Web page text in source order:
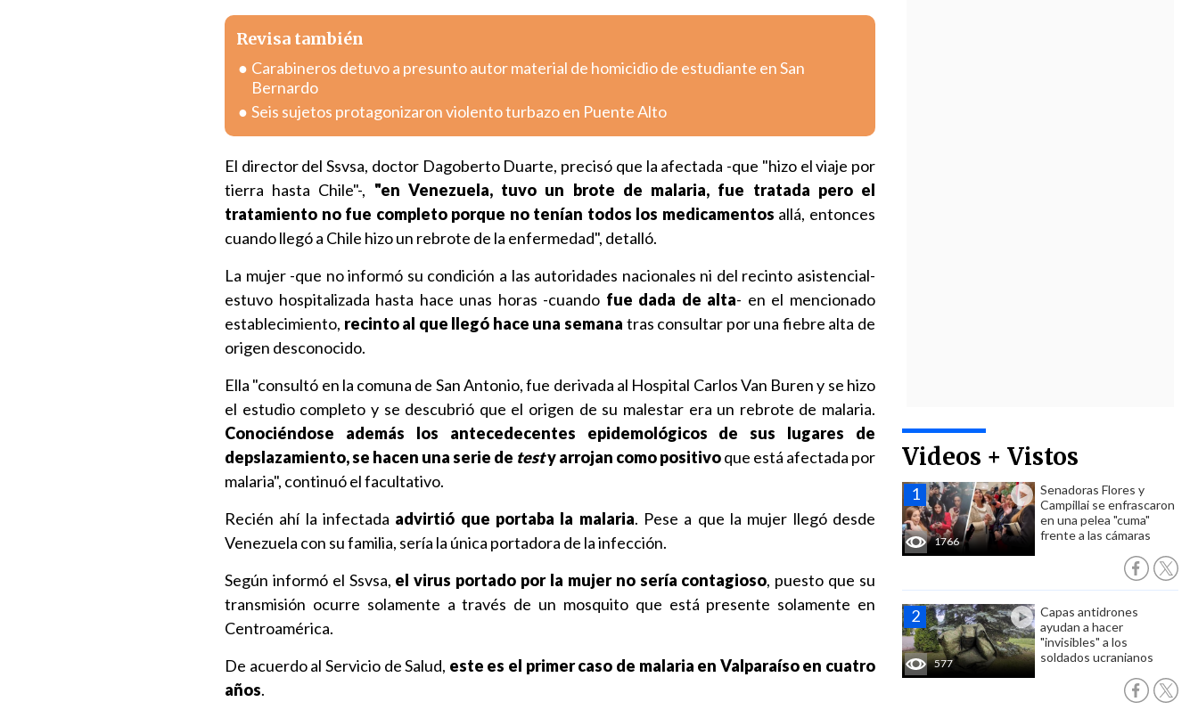
Videos + Vistos
1766
Senadoras Flores y
Campillai se enfrascaron
en una pelea "cuma"
frente a las cámaras
577
Capas antidrones
ayudan a hacer
"invisibles" a los
soldados ucranianos
Revisa también
Carabineros detuvo a presunto autor material de homicidio de estudiante en San
Bernardo
Seis sujetos protagonizaron violento turbazo en Puente Alto
El director del Ssvsa, doctor Dagoberto Duarte, precisó que la afectada -que "hizo el viaje por
tierra hasta Chile"-, "en Venezuela, tuvo un brote de malaria, fue tratada pero el
tratamiento no fue completo porque no tenían todos los medicamentos allá, entonces
cuando llegó a Chile hizo un rebrote de la enfermedad", detalló.
La mujer -que no informó su condición a las autoridades nacionales ni del recinto asistencial-
estuvo hospitalizada hasta hace unas horas -cuando fue dada de alta- en el mencionado
establecimiento, recinto al que llegó hace una semana tras consultar por una fiebre alta de
origen desconocido.
Ella "consultó en la comuna de San Antonio, fue derivada al Hospital Carlos Van Buren y se hizo
el estudio completo y se descubrió que el origen de su malestar era un rebrote de malaria.
Conociéndose además los antecedecentes epidemológicos de sus lugares de
depslazamiento, se hacen una serie de testy arrojan como positivoque está afectada por
malaria", continuó el facultativo.
Recién ahí la infectada advirtió que portaba la malaria. Pese a que la mujer llegó desde
Venezuela con su familia, sería la única portadora de la infección.
Según informó el Ssvsa, el virus portado por la mujer no sería contagioso, puesto que su
transmisión ocurre solamente a través de un mosquito que está presente solamente en
Centroamérica.
De acuerdo al Servicio de Salud, este es el primer caso de malaria en Valparaíso en cuatro
años.